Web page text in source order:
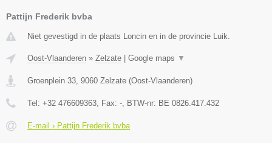
Pattijn Frederik bvba
Niet gevestigd in de plaats Loncin en in de provincie Luik.
Oost-Vlaanderen » Zelzate Google maps ▼
Groenplein 33, 9060 Zelzate (Oost-Vlaanderen)
Tel: +32 476609363, Fax: -, BTW-nr: BE 0826.417.432
E-mail › Pattijn Frederik bvba